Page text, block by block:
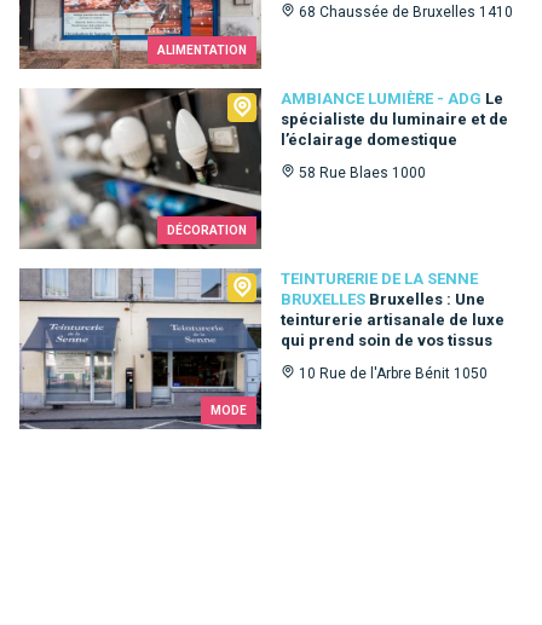
ALIMENTATION
68 Chaussée de Bruxelles 1410
DÉCORATION
AMBIANCE LUMIÈRE - ADG Le
spécialiste du luminaire et de
l’éclairage domestique
58 Rue Blaes 1000
Ambiance Lumière - ADG
MODE
TEINTURERIE DE LA SENNE
BRUXELLES Bruxelles : Une
teinturerie artisanale de luxe
qui prend soin de vos tissus
10 Rue de l'Arbre Bénit 1050
Teinturerie de la Senne Bruxelles